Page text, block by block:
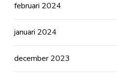
februari 2024
januari 2024
december 2023